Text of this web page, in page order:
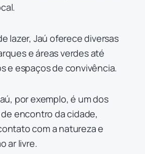
lazer, Jaú oferece diversas
e áreas verdes até
e espaços de convivência.
por exemplo, é um dos
encontro da cidade,
com a natureza e
ar livre.